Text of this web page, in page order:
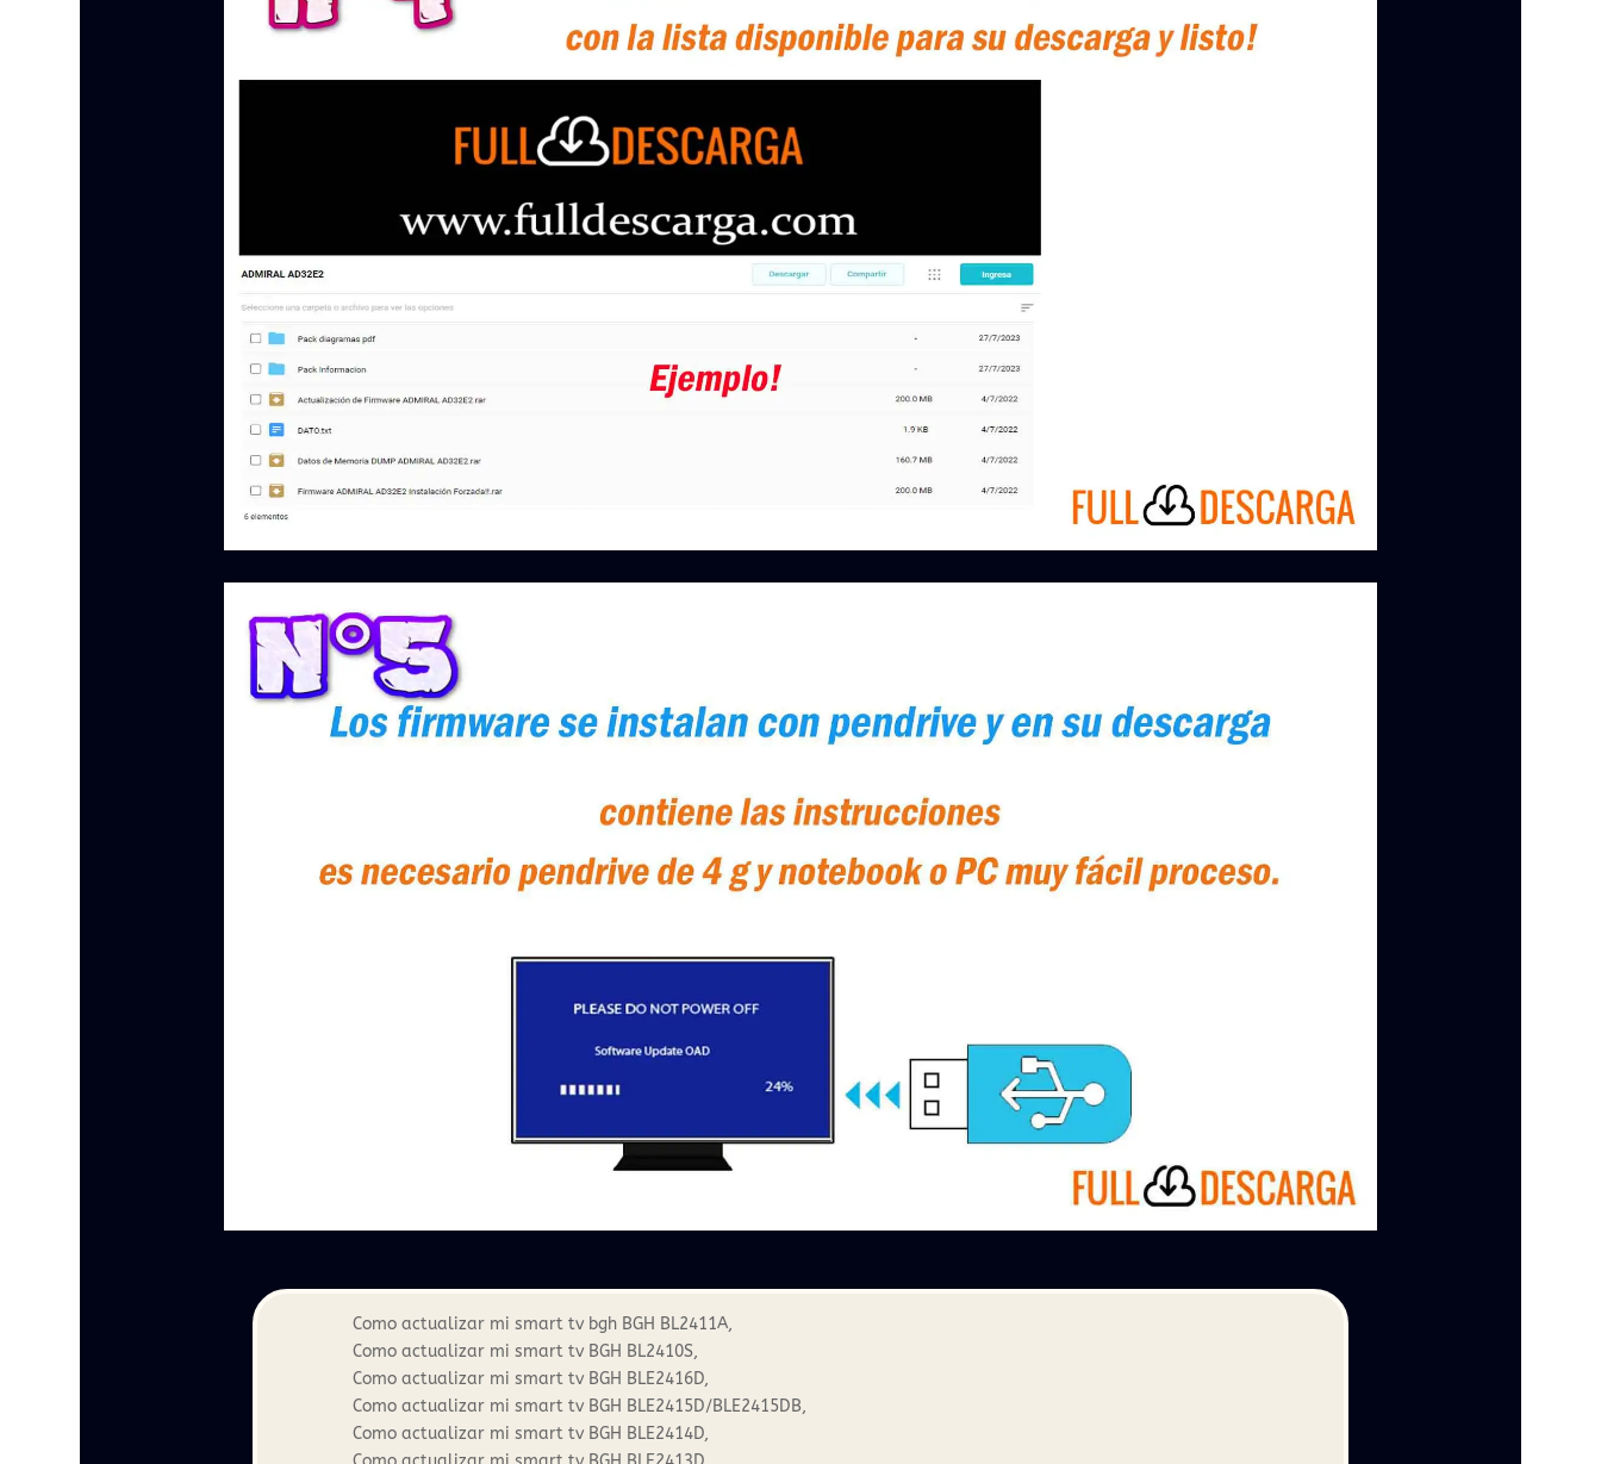
Como actualizar mi smart tv bgh BGH BL2411A,
Como actualizar mi smart tv BGH BL2410S,
Como actualizar mi smart tv BGH BLE2416D,
Como actualizar mi smart tv BGH BLE2415D/BLE2415DB,
Como actualizar mi smart tv BGH BLE2414D,